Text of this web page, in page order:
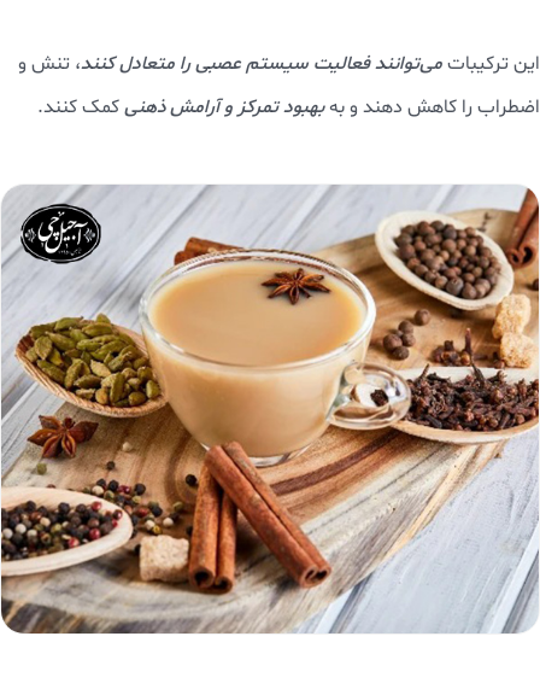
این ترکیباتمی‌توانند فعالیت سیستم عصبی را متعادل کنند، تنش و
اضطراب را کاهش دهند و بهبهبود تمرکز و آرامش ذهنیکمک کنند.